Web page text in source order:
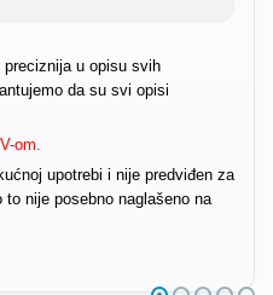
u opisu svih
da su svi opisi
om.
upotrebi i nije predviđen za
nije posebno naglašeno na